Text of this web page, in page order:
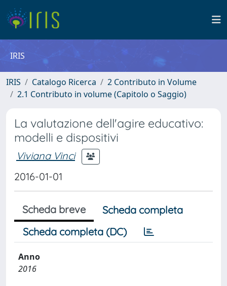
IRIS
IRIS Catalogo Ricerca
2 Contributo in Volume
2.1 Contributo in volume (Capitolo o Saggio)
La valutazione dell'agire educativo:
modelli e dispositivi
Viviana Vinci
2016-01-01
Scheda breve
Scheda completa
Scheda completa (DC)
Anno
2016